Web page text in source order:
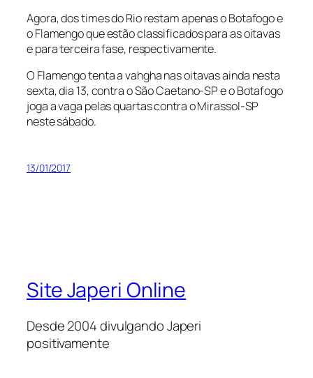
Agora, dos times do Rio restam apenas o Botafogo e
o Flamengo que estão classificados para as oitavas
e para terceira fase, respectivamente.
O Flamengo tenta a vahgha nas oitavas ainda nesta
sexta, dia 13, contra o São Caetano-SP e o Botafogo
joga a vaga pelas quartas contra o Mirassol-SP
neste sábado.
13/01/2017
Site Japeri Online
Desde 2004 divulgando Japeri
positivamente